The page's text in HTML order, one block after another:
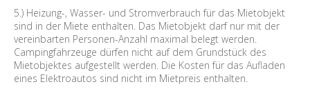
5.) Heizung-, Wasser- und Stromverbrauch für das Mietobjekt
sind in der Miete enthalten. Das Mietobjekt darf nur mit der
vereinbarten Personen-Anzahl maximal belegt werden.
Campingfahrzeuge dürfen nicht auf dem Grundstück des
Mietobjektes aufgestellt werden. Die Kosten für das Aufladen
eines Elektroautos sind nicht im Mietpreis enthalten.